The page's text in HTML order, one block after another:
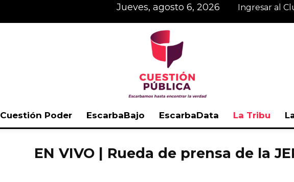
jueves, agosto 6, 2026 Ingresar al
Cuestión Poder EscarbaBajo EscarbaData La Tribu
EN VIVO | Rueda de prensa de la